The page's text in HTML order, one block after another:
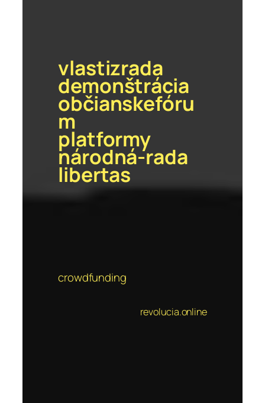
vlastizrada
demonštrácia
občianskefóru
m
platformy
národná-rada
libertas
crowdfunding
revolucia.online